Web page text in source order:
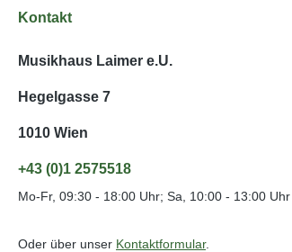
Kontakt
Musikhaus Laimer e.U.
Hegelgasse 7
1010 Wien
+43 (0)1 2575518
Mo-Fr, 09:30 - 18:00 Uhr; Sa, 10:00 - 13:00 Uhr
Oder über unser Kontaktformular.